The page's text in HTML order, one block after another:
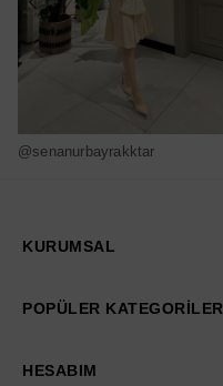
@senanurbayrakktar
KURUMSAL
POPÜLER KATEGORİLER
HESABIM